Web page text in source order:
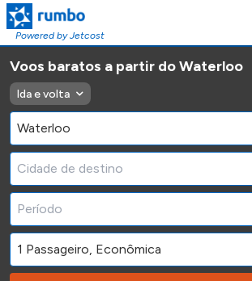
Powered by Jetcost
Voos baratos a partir do Waterloo
Ida e volta